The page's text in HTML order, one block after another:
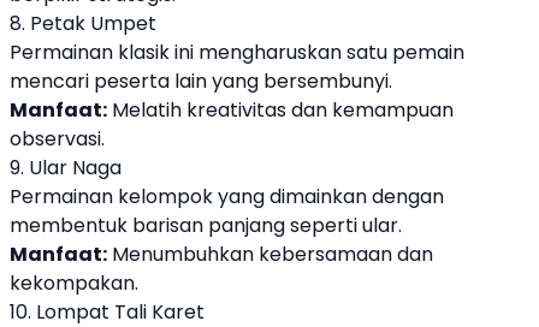
8. Petak Umpet
Permainan klasik ini mengharuskan satu pemain
mencari peserta lain yang bersembunyi.
Manfaat: Melatih kreativitas dan kemampuan
observasi.
9. Ular Naga
Permainan kelompok yang dimainkan dengan
membentuk barisan panjang seperti ular.
Manfaat: Menumbuhkan kebersamaan dan
kekompakan.
10. Lompat Tali Karet